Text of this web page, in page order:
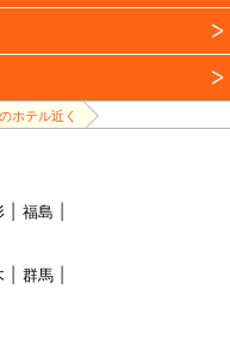
ホテル近く
福島
群馬